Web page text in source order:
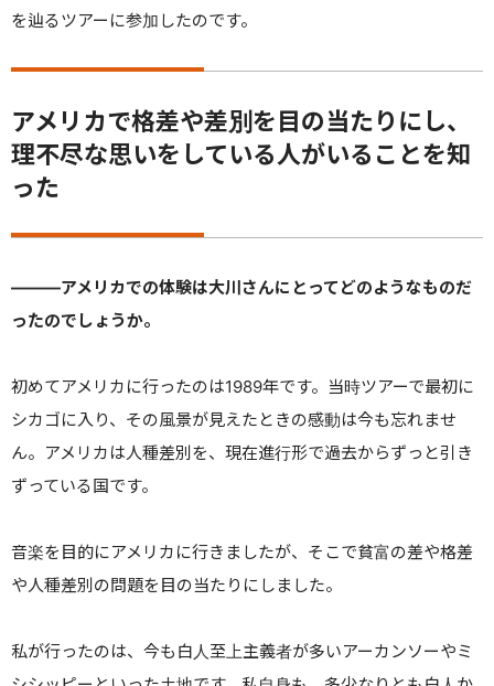
を辿るツアーに参加したのです。
アメリカで格差や差別を目の当たりにし、
理不尽な思いをしている人がいることを知
った
———アメリカでの体験は大川さんにとってどのようなものだ
ったのでしょうか。
初めてアメリカに行ったのは1989年です。 当時ツアーで最初に
シカゴに入り、その風景が見えたときの感動は今も忘れませ
ん。 アメリカは人種差別を、現在進行形で過去からずっと引き
ずっている国です。
音楽を目的にアメリカに行きましたが、そこで貧富の差や格差
や人種差別の問題を目の当たりにしました。
私が行ったのは、今も白人至上主義者が多いアーカンソーやミ